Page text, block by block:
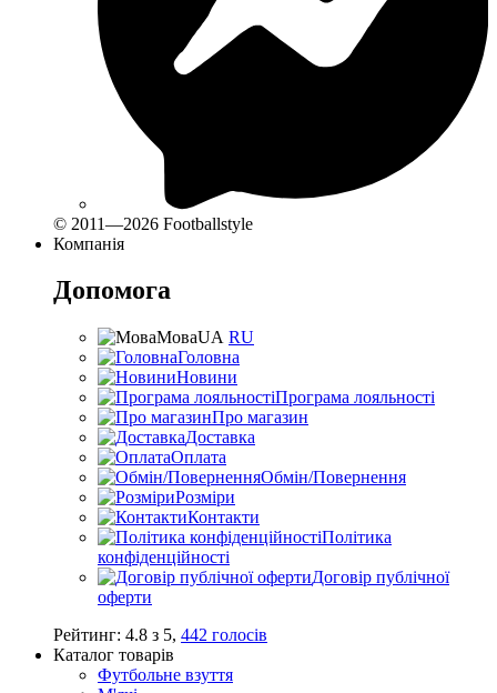
© 2011—2026 Footballstyle
Компанія
Допомога
МоваUA RU
Головна
Новини
Програма лояльності
Про магазин
Доставка
Оплата
Обмін/Повернення
Розміри
Контакти
Політика
конфіденційності
Договір публічної
оферти
Рейтинг: 4.8 з 5, 442 голосів
Каталог товарів
Футбольне взуття